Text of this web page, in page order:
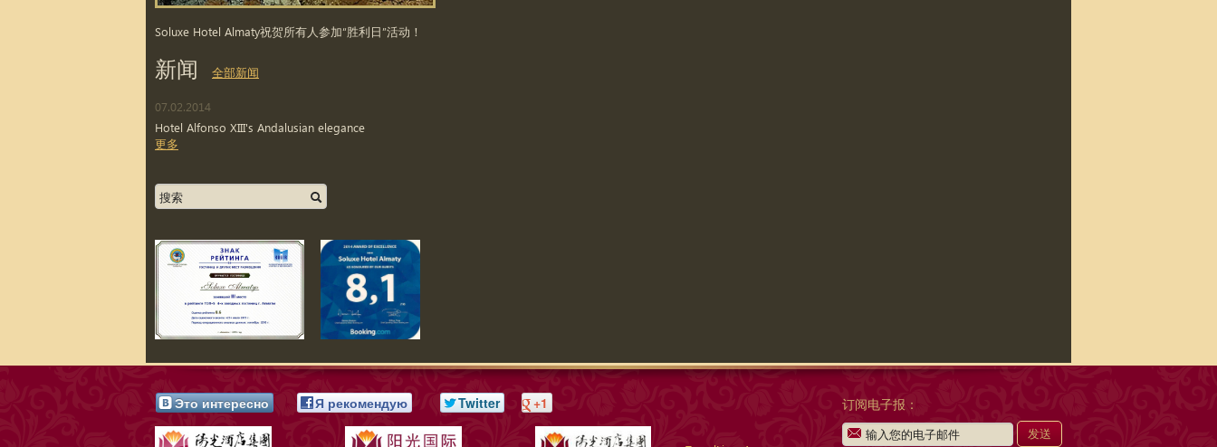
Soluxe Hotel Almaty祝贺所有人参加“胜利日”活动！
新闻 全部新闻
07.02.2014
Hotel Alfonso XIII's Andalusian elegance
更多
Это интересно Я рекомендую Twitter +1 订阅电子报：